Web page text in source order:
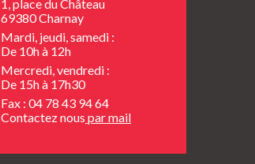
1, place du Château
69380 Charnay
Mardi, jeudi, samedi :
De 10h à 12h
Mercredi, vendredi :
De 15h à 17h30
Fax : 04 78 43 94 64
Contactez nous par mail